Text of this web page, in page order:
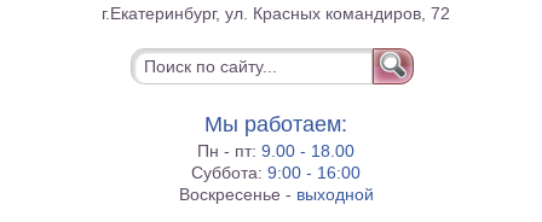
г.Екатеринбург, ул. Красных командиров, 72
Мы работаем:
Пн - пт:9.00 - 18.00
Суббота:9:00 - 16:00
Воскресенье - выходной